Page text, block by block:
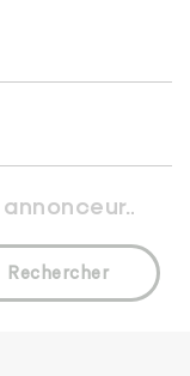
Rechercher